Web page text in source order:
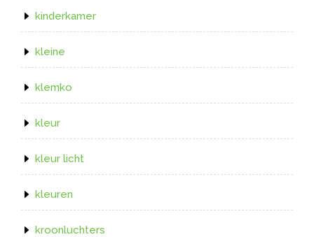
kinderkamer
kleine
klemko
kleur
kleur licht
kleuren
kroonluchters